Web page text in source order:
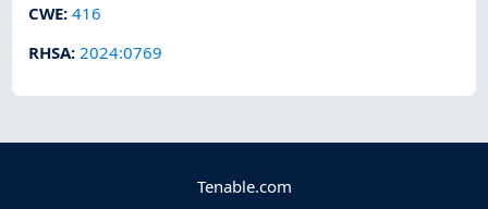
CWE:416
RHSA: 2024:0769
Tenable.com